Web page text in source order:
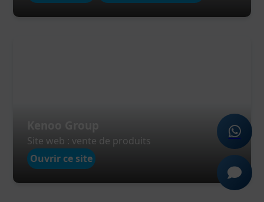
Site web : vente de produits
Ouvrir ce site